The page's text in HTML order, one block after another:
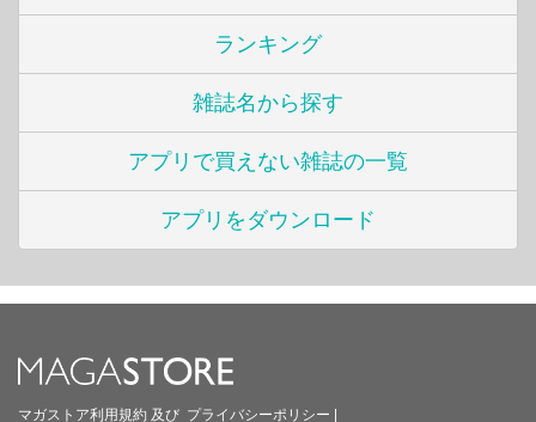
ランキング
雑誌名から探す
アプリで買えない雑誌の一覧
アプリをダウンロード
マガストア利用規約 及び プライバシーポリシー |